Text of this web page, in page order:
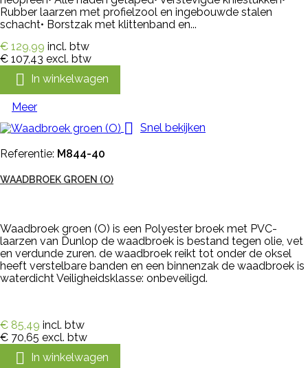
Rubber laarzen met profielzool en ingebouwde stalen
schacht• Borstzak met klittenband en...
€ 129,99 incl. btw
€ 107,43 excl. btw
 In winkelwagen
Meer
 Snel bekijken
Referentie: M844-40
WAADBROEK GROEN (O)
Waadbroek groen (O) is een Polyester broek met PVC-
laarzen van Dunlop de waadbroek is bestand tegen olie, vet
en verdunde zuren. de waadbroek reikt tot onder de oksel
heeft verstelbare banden en een binnenzak de waadbroek is
waterdicht Veiligheidsklasse: onbeveiligd.
€ 85,49 incl. btw
€ 70,65 excl. btw
 In winkelwagen